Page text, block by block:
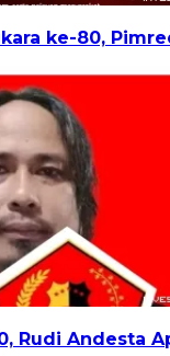
ke-80,
Rudi Andesta